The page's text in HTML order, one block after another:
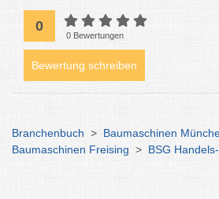
0
0 Bewertungen
Bewertung schreiben
Branchenbuch > Baumaschinen
Baumaschinen Freising > BSG